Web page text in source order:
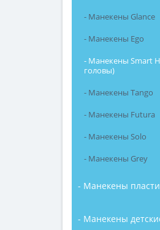
- Манекены Glance
- Манекены Ego
- Манекены Smart
головы)
- Манекены Tango
- Манекены Futura
- Манекены Solo
- Манекены Grey
- Манекены
- Манекены